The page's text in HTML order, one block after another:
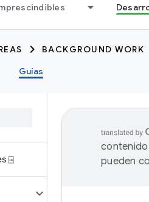
BACKGROUND WORK
Guías
⍈
pueden